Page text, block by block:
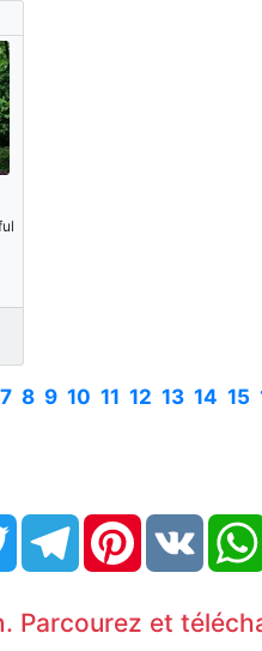
7 8 9 10 11 12 13 14 15
Twitter TelegramPinterestVK
Parcourez et